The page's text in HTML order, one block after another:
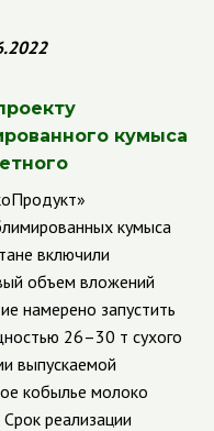
кумыса
кумыса
включили
объем вложений
намерено запустить
26–30 т сухого
выпускаемой
кобылье молоко
реализации